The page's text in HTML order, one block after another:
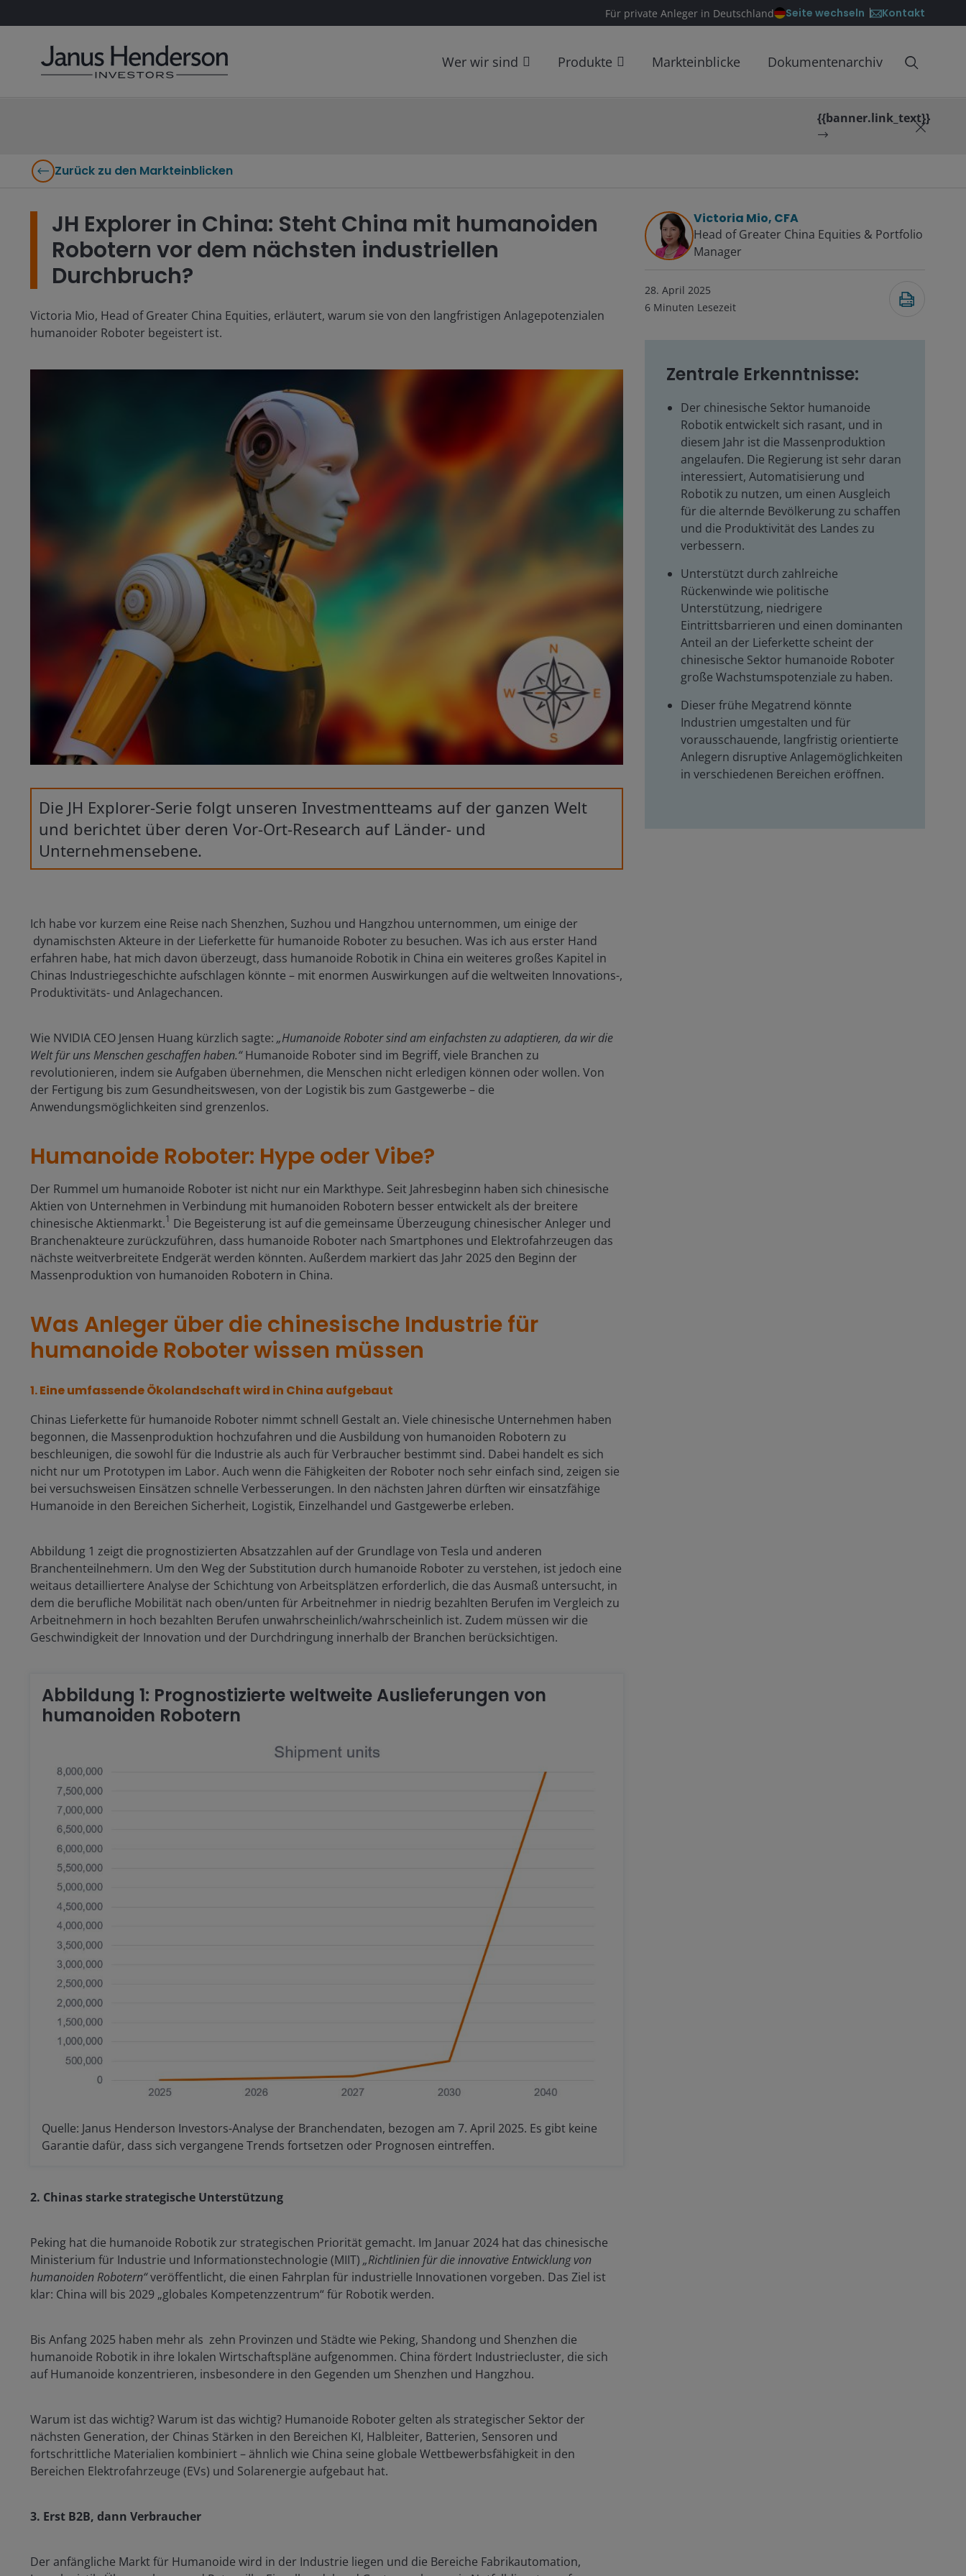
Für private Anleger in Deutschland Seite wechseln Kontakt
Wer wir sind Produkte Markteinblicke Dokumentenarchiv
{{banner.link_text}}
Zurück zu den Markteinblicken
JH Explorer in China: Steht China mit humanoiden
Robotern vor dem nächsten industriellen
Durchbruch?
Victoria Mio, Head of Greater China Equities, erläutert, warum sie von den langfristigen Anlagepotenzialen
humanoider Roboter begeistert ist.
Die JH Explorer-Serie folgt unseren Investmentteams auf der ganzen Welt
und berichtet über deren Vor-Ort-Research auf Länder- und
Unternehmensebene.
Ich habe vor kurzem eine Reise nach Shenzhen, Suzhou und Hangzhou unternommen, um einige der
dynamischsten Akteure in der Lieferkette für humanoide Roboter zu besuchen. Was ich aus erster Hand
erfahren habe, hat mich davon überzeugt, dass humanoide Robotik in China ein weiteres großes Kapitel in
Chinas Industriegeschichte aufschlagen könnte – mit enormen Auswirkungen auf die weltweiten Innovations-,
Produktivitäts- und Anlagechancen.
Wie NVIDIA CEO Jensen Huang kürzlich sagte: „Humanoide Roboter sind am einfachsten zu adaptieren, da wir die
Welt für uns Menschen geschaffen haben.“Humanoide Roboter sind im Begriff, viele Branchen zu
revolutionieren, indem sie Aufgaben übernehmen, die Menschen nicht erledigen können oder wollen. Von
der Fertigung bis zum Gesundheitswesen, von der Logistik bis zum Gastgewerbe – die
Anwendungsmöglichkeiten sind grenzenlos.
Humanoide Roboter: Hype oder Vibe?
Der Rummel um humanoide Roboter ist nicht nur ein Markthype. Seit Jahresbeginn haben sich chinesische
Aktien von Unternehmen in Verbindung mit humanoiden Robotern besser entwickelt als der breitere
chinesische Aktienmarkt.1 Die Begeisterung ist auf die gemeinsame Überzeugung chinesischer Anleger und
Branchenakteure zurückzuführen, dass humanoide Roboter nach Smartphones und Elektrofahrzeugen das
nächste weitverbreitete Endgerät werden könnten. Außerdem markiert das Jahr 2025 den Beginn der
Massenproduktion von humanoiden Robotern in China.
Was Anleger über die chinesische Industrie für
humanoide Roboter wissen müssen
1. Eineumfassende Ökolandschaft wird in China aufgebaut
Chinas Lieferkette für humanoide Roboter nimmt schnell Gestalt an. Viele chinesische Unternehmen haben
begonnen, die Massenproduktion hochzufahren und die Ausbildung von humanoiden Robotern zu
beschleunigen, die sowohl für die Industrie als auch für Verbraucher bestimmt sind. Dabei handelt es sich
nicht nur um Prototypen im Labor. Auch wenn die Fähigkeiten der Roboter noch sehr einfach sind, zeigen sie
bei versuchsweisen Einsätzen schnelle Verbesserungen. In den nächsten Jahren dürften wir einsatzfähige
Humanoide in den Bereichen Sicherheit, Logistik, Einzelhandel und Gastgewerbe erleben.
Abbildung 1 zeigt die prognostizierten Absatzzahlen auf der Grundlage von Tesla und anderen
Branchenteilnehmern. Um den Weg der Substitution durch humanoide Roboter zu verstehen, ist jedoch eine
weitaus detailliertere Analyse der Schichtung von Arbeitsplätzen erforderlich, die das Ausmaß untersucht, in
dem die berufliche Mobilität nach oben/unten für Arbeitnehmer in niedrig bezahlten Berufen im Vergleich zu
Arbeitnehmern in hoch bezahlten Berufen unwahrscheinlich/wahrscheinlich ist. Zudem müssen wir die
Geschwindigkeit der Innovation und der Durchdringung innerhalb der Branchen berücksichtigen.
Abbildung 1: Prognostizierte weltweite Auslieferungen von
humanoiden Robotern
Quelle: Janus Henderson Investors-Analyse der Branchendaten, bezogen am 7. April 2025. Es gibt keine
Garantie dafür, dass sich vergangene Trends fortsetzen oder Prognosen eintreffen.
2. Chinas starke strategische Unterstützung
Peking hat die humanoide Robotik zur strategischen Priorität gemacht. Im Januar 2024 hat das chinesische
Ministerium für Industrie und Informationstechnologie (MIIT) „Richtlinien für die innovative Entwicklung von
humanoiden Robotern“veröffentlicht, die einen Fahrplan für industrielle Innovationen vorgeben. Das Ziel ist
klar: China will bis 2029 „globales Kompetenzzentrum“ für Robotik werden.
Bis Anfang 2025 haben mehr als zehn Provinzen und Städte wie Peking, Shandong und Shenzhen die
humanoide Robotik in ihre lokalen Wirtschaftspläne aufgenommen. China fördert Industriecluster, die sich
auf Humanoide konzentrieren, insbesondere in den Gegenden um Shenzhen und Hangzhou.
Warum ist das wichtig? Warum ist das wichtig? Humanoide Roboter gelten als strategischer Sektor der
nächsten Generation, der Chinas Stärken in den Bereichen KI, Halbleiter, Batterien, Sensoren und
fortschrittliche Materialien kombiniert – ähnlich wie China seine globale Wettbewerbsfähigkeit in den
Bereichen Elektrofahrzeuge (EVs) und Solarenergie aufgebaut hat.
3. Erst B2B, dann Verbraucher
Der anfängliche Markt für Humanoide wird in der Industrie liegen und die Bereiche Fabrikautomation,
Victoria Mio, CFA
Head of Greater China Equities & Portfolio
Manager
28. April 2025
6 Minuten Lesezeit
Zentrale Erkenntnisse:
Der chinesische Sektor humanoide
Robotik entwickelt sich rasant, und in
diesem Jahr ist die Massenproduktion
angelaufen. Die Regierung ist sehr daran
interessiert, Automatisierung und
Robotik zu nutzen, um einen Ausgleich
für die alternde Bevölkerung zu schaffen
und die Produktivität des Landes zu
verbessern.
Unterstützt durch zahlreiche
Rückenwinde wie politische
Unterstützung, niedrigere
Eintrittsbarrieren und einen dominanten
Anteil an der Lieferkette scheint der
chinesische Sektor humanoide Roboter
große Wachstumspotenziale zu haben.
Dieser frühe Megatrend könnte
Industrien umgestalten und für
vorausschauende, langfristig orientierte
Anlegern disruptive Anlagemöglichkeiten
in verschiedenen Bereichen eröffnen.